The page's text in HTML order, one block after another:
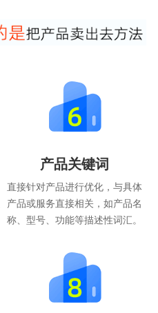
产品关键词
直接针对产品进行优化，与具体
产品或服务直接相关，如产品名
称、型号、功能等描述性词汇。